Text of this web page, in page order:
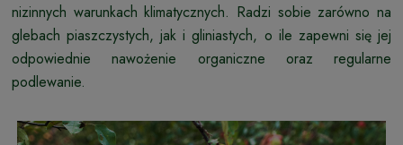
nizinnych warunkach klimatycznych. Radzi sobie zarówno na
glebach piaszczystych, jak i gliniastych, o ile zapewni się jej
odpowiednie nawożenie organiczne oraz regularne
podlewanie.